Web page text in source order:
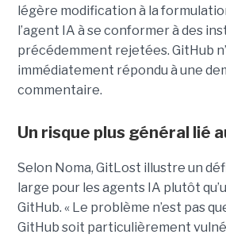
légère modification à la
l’agent IA à se conformer à des
précédemment rejetées. GitHub
immédiatement répondu à une
commentaire.
Un risque plus général lié
Selon Noma, GitLost illustre un
large pour les agents IA plutôt
GitHub. « Le problème n’est pas
GitHub soit particulièrement